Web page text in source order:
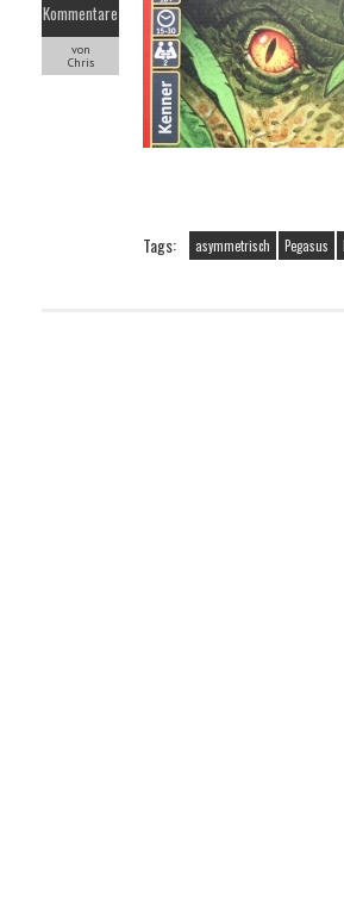
Kommentare
von
Chris
Tags: asymmetrisch Pegasus